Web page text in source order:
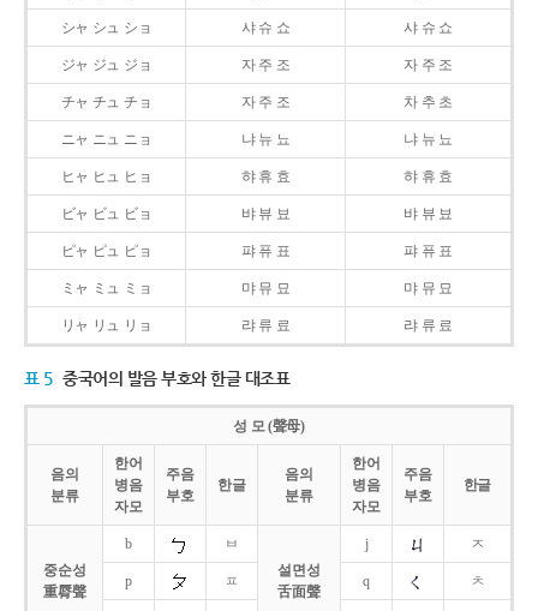
シャ シュ ショ 샤 슈 쇼 샤 슈 쇼
ジャ ジュ ジョ 자 주 조 자 주 조
チャ チュ チョ 자 주 조 차 추 초
ニャ ニュ ニョ 냐 뉴 뇨 냐 뉴 뇨
ヒャ ヒュ ヒョ 햐 휴 효 햐 휴 효
ビャ ビュ ビョ 뱌 뷰 뵤 뱌 뷰 뵤
ピャ ピュ ピョ 퍄 퓨 표 퍄 퓨 표
ミャ ミュ ミョ 먀 뮤 묘 먀 뮤 묘
リャ リュ リョ 랴 류 료 랴 류 료
표 5 중국어의 발음 부호와 한글 대조표
성 모 (聲母)
음의
분류
한어
병음
자모
주음
부호
한글
음의
분류
한어
병음
자모
주음
부호
한글
중순성
重脣聲
b
ㅂ
설면성
舌面聲
j ㅈ
p ㅍ q ㅊ